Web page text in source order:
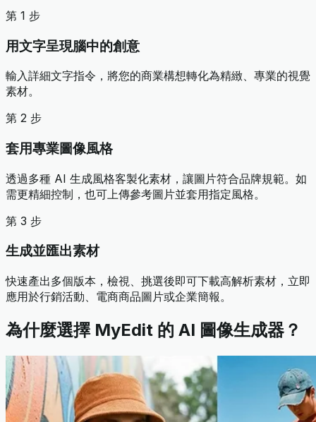
第 1 步
用文字呈現腦中的創意
輸入詳細文字指令，將您的商業構想轉化為精緻、專業的視覺
素材。
第 2 步
套用專業圖像風格
透過多種 AI 生成風格客製化素材，讓圖片符合品牌規範。如
需更精細控制，也可上傳參考圖片並套用指定風格。
第 3 步
生成並匯出素材
快速產出多個版本，檢視、挑選後即可下載高解析素材，立即
應用於行銷活動、電商商品圖片或企業簡報。
為什麼選擇 MyEdit 的 AI 圖像生成器？